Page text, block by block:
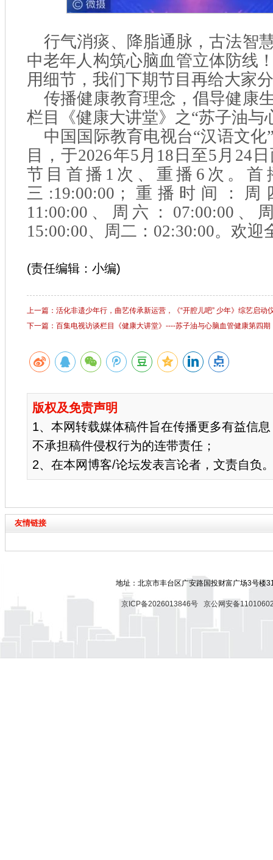
行气消痰、降脂通脉，古法智
中老年人构筑心脑血管立体防线
用细节，我们下期节目再给大家
传播健康教育理念，倡导健康
栏目《健康大讲堂》之“苏子油与
中国国际教育电视台“汉语文
目，于2026年5月18日至5月24
节目首播1次、重播6次。首
三:19:00:00；重播时间：周
11:00:00、周六：07:00:00、
15:00:00、周二：02:30:00。欢迎
(责任编辑：小编)
上一篇：活化非遗少年行，曲艺传承新运营，《“开腔儿吧” 少年》综艺启动
下一篇：百集电视访谈栏目《健康大讲堂》----苏子油与心脑血管健康第四期
版权及免责声明
1、本网转载媒体稿件旨在传播更多有益信
不承担稿件侵权行为的连带责任；
2、在本网博客/论坛发表言论者，文责自负
友情链接
地址：北京市丰台区广安路国投财富广场3号楼
京ICP备2026013846号 京公网安备